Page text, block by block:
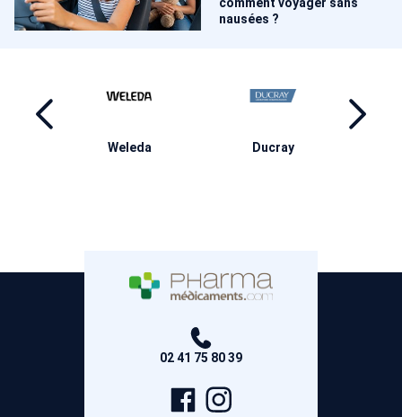
comment voyager sans
nausées ?
Weleda Ducray
02 41 75 80 39
Page
Facebook